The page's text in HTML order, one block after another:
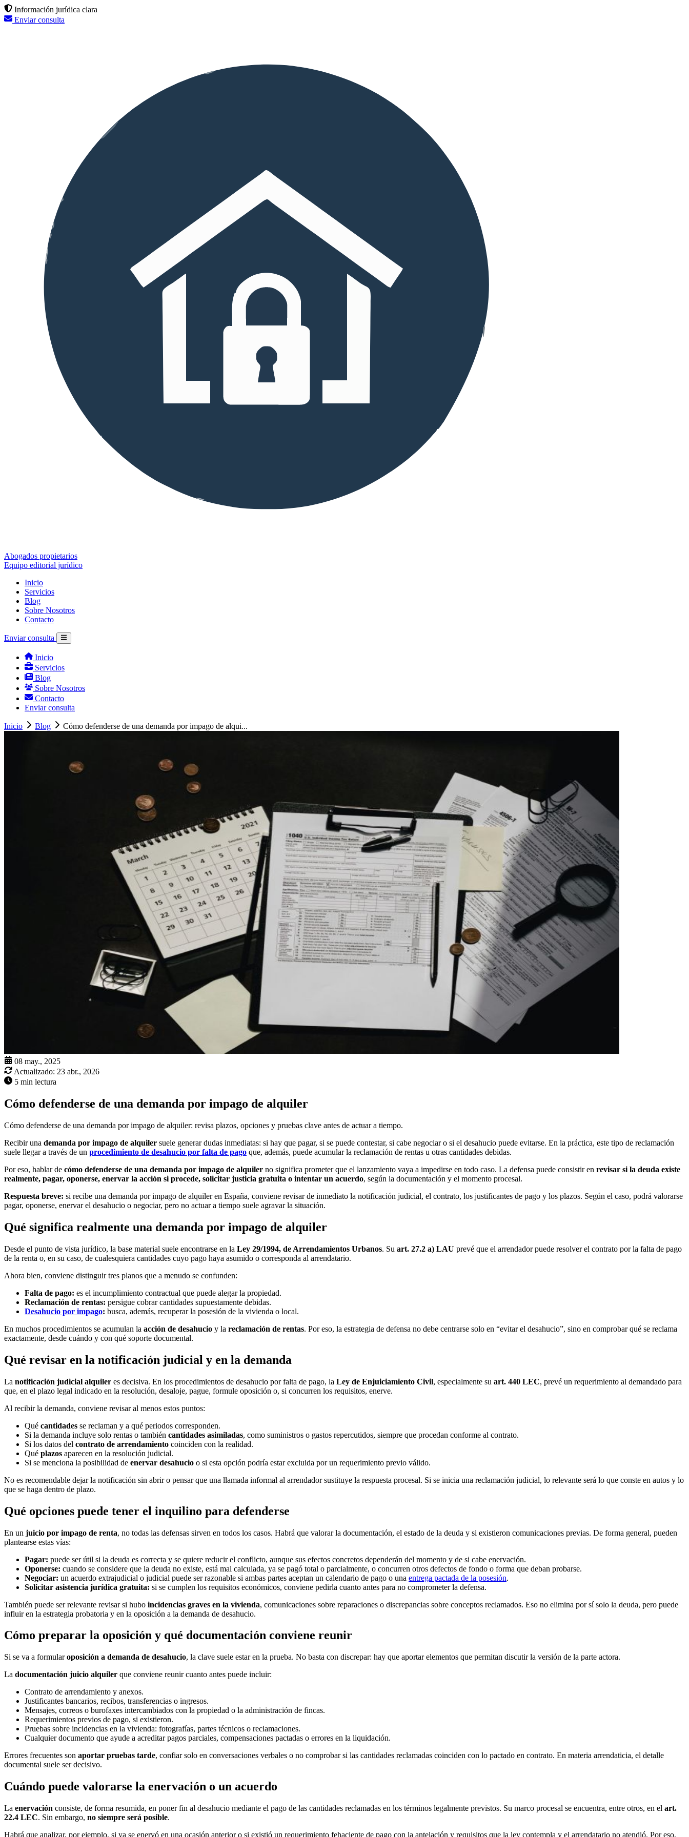
Información jurídica clara
Enviar consulta
Abogados propietarios
Equipo editorial jurídico
Inicio
Servicios
Blog
Sobre Nosotros
Contacto
Enviar consulta
Inicio
Servicios
Blog
Sobre Nosotros
Contacto
Enviar consulta
Inicio Blog Cómo defenderse de una demanda por impago de alqui...
08 may., 2025
Actualizado: 23 abr., 2026
5 min lectura
Cómo defenderse de una demanda por impago de alquiler
Cómo defenderse de una demanda por impago de alquiler: revisa plazos, opciones y pruebas clave antes de actuar a tiempo.
Recibir una demanda por impago de alquiler suele generar dudas inmediatas: si hay que pagar, si se puede contestar, si cabe negociar o si el desahucio puede evitarse. En la práctica, este tipo de reclamación
suele llegar a través de un procedimiento de desahucio por falta de pago que, además, puede acumular la reclamación de rentas u otras cantidades debidas.
Por eso, hablar de cómo defenderse de una demanda por impago de alquiler no significa prometer que el lanzamiento vaya a impedirse en todo caso. La defensa puede consistir en revisar si la deuda existe
realmente, pagar, oponerse, enervar la acción si procede, solicitar justicia gratuita o intentar un acuerdo, según la documentación y el momento procesal.
Respuesta breve: si recibe una demanda por impago de alquiler en España, conviene revisar de inmediato la notificación judicial, el contrato, los justificantes de pago y los plazos. Según el caso, podrá valorarse
pagar, oponerse, enervar el desahucio o negociar, pero no actuar a tiempo suele agravar la situación.
Qué significa realmente una demanda por impago de alquiler
Desde el punto de vista jurídico, la base material suele encontrarse en la Ley 29/1994, de Arrendamientos Urbanos. Su art. 27.2 a) LAU prevé que el arrendador puede resolver el contrato por la falta de pago
de la renta o, en su caso, de cualesquiera cantidades cuyo pago haya asumido o corresponda al arrendatario.
Ahora bien, conviene distinguir tres planos que a menudo se confunden:
Falta de pago: es el incumplimiento contractual que puede alegar la propiedad.
Reclamación de rentas: persigue cobrar cantidades supuestamente debidas.
Desahucio por impago: busca, además, recuperar la posesión de la vivienda o local.
En muchos procedimientos se acumulan la acción de desahucio y la reclamación de rentas. Por eso, la estrategia de defensa no debe centrarse solo en “evitar el desahucio”, sino en comprobar qué se reclama
exactamente, desde cuándo y con qué soporte documental.
Qué revisar en la notificación judicial y en la demanda
La notificación judicial alquiler es decisiva. En los procedimientos de desahucio por falta de pago, la Ley de Enjuiciamiento Civil, especialmente su art. 440 LEC, prevé un requerimiento al demandado para
que, en el plazo legal indicado en la resolución, desaloje, pague, formule oposición o, si concurren los requisitos, enerve.
Al recibir la demanda, conviene revisar al menos estos puntos:
Qué cantidades se reclaman y a qué periodos corresponden.
Si la demanda incluye solo rentas o también cantidades asimiladas, como suministros o gastos repercutidos, siempre que procedan conforme al contrato.
Si los datos del contrato de arrendamiento coinciden con la realidad.
Qué plazos aparecen en la resolución judicial.
Si se menciona la posibilidad de enervar desahucio o si esta opción podría estar excluida por un requerimiento previo válido.
No es recomendable dejar la notificación sin abrir o pensar que una llamada informal al arrendador sustituye la respuesta procesal. Si se inicia una reclamación judicial, lo relevante será lo que conste en autos y lo
que se haga dentro de plazo.
Qué opciones puede tener el inquilino para defenderse
En un juicio por impago de renta, no todas las defensas sirven en todos los casos. Habrá que valorar la documentación, el estado de la deuda y si existieron comunicaciones previas. De forma general, pueden
plantearse estas vías:
Pagar: puede ser útil si la deuda es correcta y se quiere reducir el conflicto, aunque sus efectos concretos dependerán del momento y de si cabe enervación.
Oponerse: cuando se considere que la deuda no existe, está mal calculada, ya se pagó total o parcialmente, o concurren otros defectos de fondo o forma que deban probarse.
Negociar: un acuerdo extrajudicial o judicial puede ser razonable si ambas partes aceptan un calendario de pago o una entrega pactada de la posesión.
Solicitar asistencia jurídica gratuita: si se cumplen los requisitos económicos, conviene pedirla cuanto antes para no comprometer la defensa.
También puede ser relevante revisar si hubo incidencias graves en la vivienda, comunicaciones sobre reparaciones o discrepancias sobre conceptos reclamados. Eso no elimina por sí solo la deuda, pero puede
influir en la estrategia probatoria y en la oposición a la demanda de desahucio.
Cómo preparar la oposición y qué documentación conviene reunir
Si se va a formularoposición a demanda de desahucio, la clave suele estar en la prueba. No basta con discrepar: hay que aportar elementos que permitan discutir la versión de la parte actora.
La documentación juicio alquiler que conviene reunir cuanto antes puede incluir:
Contrato de arrendamiento y anexos.
Justificantes bancarios, recibos, transferencias o ingresos.
Mensajes, correos o burofaxes intercambiados con la propiedad o la administración de fincas.
Requerimientos previos de pago, si existieron.
Pruebas sobre incidencias en la vivienda: fotografías, partes técnicos o reclamaciones.
Cualquier documento que ayude a acreditar pagos parciales, compensaciones pactadas o errores en la liquidación.
Errores frecuentes son aportar pruebas tarde, confiar solo en conversaciones verbales o no comprobar si las cantidades reclamadas coinciden con lo pactado en contrato. En materia arrendaticia, el detalle
documental suele ser decisivo.
Cuándo puede valorarse la enervación o un acuerdo
La enervación consiste, de forma resumida, en poner fin al desahucio mediante el pago de las cantidades reclamadas en los términos legalmente previstos. Su marco procesal se encuentra, entre otros, en el art.
22.4 LEC. Sin embargo, no siempre será posible.
Habrá que analizar, por ejemplo, si ya se enervó en una ocasión anterior o si existió un requerimiento fehaciente de pago con la antelación y requisitos que la ley contempla y el arrendatario no atendió. Por eso,